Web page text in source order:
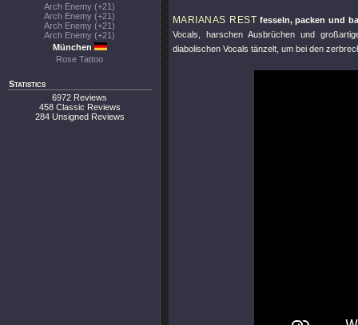
Arch Enemy (+21)
Arch Enemy (+21)
Arch Enemy (+21)
Arch Enemy (+21)
München
Rose Tattoo
Statistics
6972 Reviews
458 Classic Reviews
284 Unsigned Reviews
MARIANAS REST fesseln, packen und
Vocals, harschen Ausbrüchen und
diabolischen Vocals tänzelt, um bei den